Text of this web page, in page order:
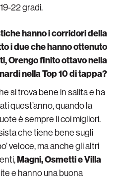
22 gradi.
hanno i corridori della
i due che hanno ottenuto
Orengo finito ottavo nella
nella Top 10 di tappa?
si trova bene in salita e ha
quest’anno, quando la
è sempre lì coi migliori.
che tiene bene sugli
veloce, ma anche gli altri
Magni, Osmetti e Villa
e hanno una buona